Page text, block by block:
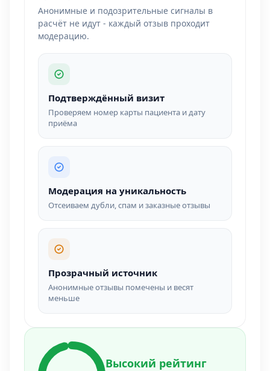
Анонимные и подозрительные сигналы в
расчёт не идут - каждый отзыв проходит
модерацию.
Подтверждённый визит
Проверяем номер карты пациента и дату
приёма
Модерация на уникальность
Отсеиваем дубли, спам и заказные отзывы
Прозрачный источник
Анонимные отзывы помечены и весят
меньше
Высокий рейтинг